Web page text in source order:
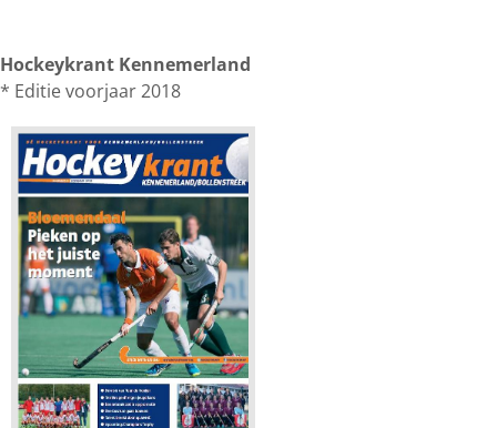
Hockeykrant Kennemerland
* Editie voorjaar 2018